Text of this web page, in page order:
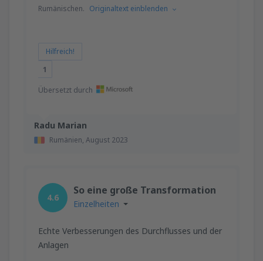
Radu Marian
Rumänien, August 2023
Rumänischen. Originaltext einblenden
Hilfreich!
1
Übersetzt durch
4.6
So eine große Transformation
Einzelheiten
Echte Verbesserungen des Durchflusses und der
Anlagen